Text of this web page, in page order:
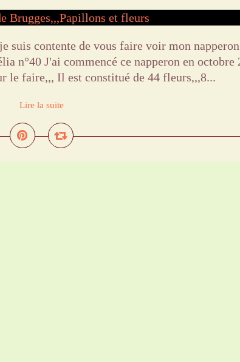
suis contente de vous faire voir mon napperon
n°40 J'ai commencé ce napperon en octobre
le faire,,, Il est constitué de 44 fleurs,,,8...
Lire la suite